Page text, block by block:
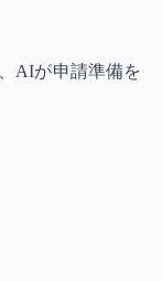
AIが申請準備を